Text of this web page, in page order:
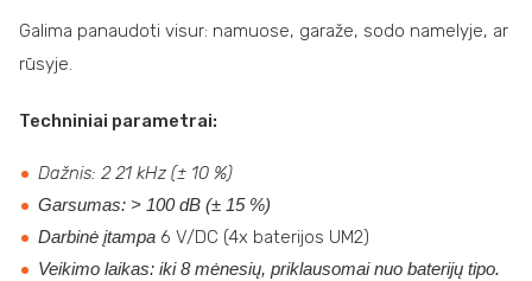
Galima panaudoti visur: namuose, garaže, sodo namelyje, ar
rūsyje.
Techniniai parametrai:
Dažnis: 2 21 kHz (± 10 %)
Garsumas: > 100 dB (± 15 %)
Darbinė įtampa 6 V/DC (4x baterijos UM2)
Veikimo laikas: iki 8 mėnesių, priklausomai nuo baterijų tipo.